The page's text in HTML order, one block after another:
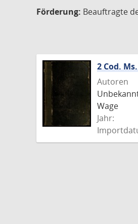
Förderung: Beauftragte
2 Cod.
Autoren
Wage
Jahr: